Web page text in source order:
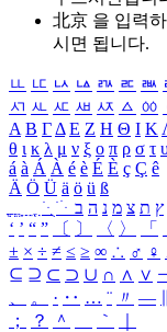
北京 을 입력
시면 됩니다.
ㅥ ㅦ ㅧ ㅨ ㅩ ㅪ ㅫ
ㅺ ㅻ ㅼ ㅽ ㅾ ㅿ ㆀ
Α Β ΓΔ Ε Ζ Η Θ Ι Κ
θ ι κ λ μ ν ξ ο π ρ σ τ
á à Á À é è É È ç Ç ê
Ä Ö Ü ä ö ü ß
ִֶֹ ֻּ ׁׂ ץ ת צ מ נ ה ב
‘ ’ “ ” 〔 〕 〈 〉 「
± × ÷ ≠ ≤ ≥ ∞ ∴ ♂ ♀
⊆ ⊇ ⊂ ⊃ ∪ ∩ ∧ ∨
、
。 · ‥ … ¨ 〃 ―
；
？ ＾ ｀